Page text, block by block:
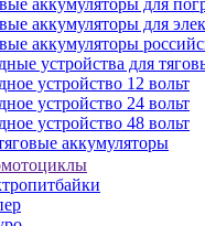
аккумуляторы для
аккумуляторы для
аккумуляторы
устройства для
устройство 12 вольт
устройство 24 вольт
устройство 48 вольт
аккумуляторы